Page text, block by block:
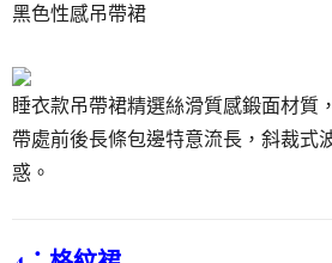
黑色性感吊帶裙
睡衣款吊帶裙精選絲滑質感鍛面材質
帶處前後長條包邊特意流長，斜裁式
惑。